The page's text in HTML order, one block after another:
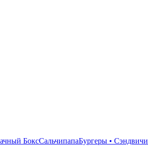
БоксСальчипапаБургеры • Сэндвичи